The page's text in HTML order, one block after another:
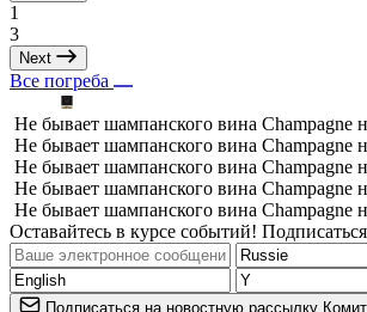
1
3
Next
Все погреба
Не бывает шампанского вина Champagne
Не бывает шампанского вина Champagne
Не бывает шампанского вина Champagne
Не бывает шампанского вина Champagne
Не бывает шампанского вина Champagne
Оставайтесь в курсе событий!
Подписаться на новостную рассылку